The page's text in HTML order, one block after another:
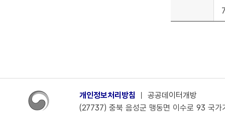
개인정보처리방침 ㅣ 공공데이터개방
(27737) 충북 음성군 맹동면 이수로 93 국